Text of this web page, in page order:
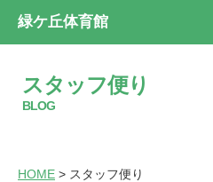
緑ケ丘体育館
スタッフ便り
BLOG
HOME > スタッフ便り